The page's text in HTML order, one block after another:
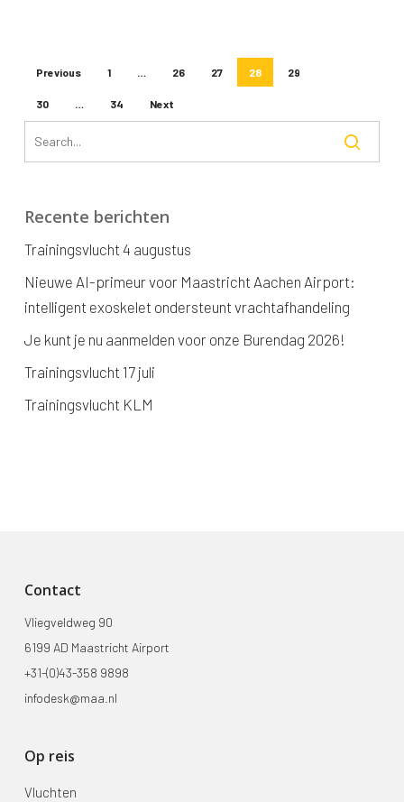
Previous 1 … 26 27 28 29
30 … 34 Next
Recente berichten
Trainingsvlucht 4 augustus
Nieuwe AI-primeur voor Maastricht Aachen Airport:
intelligent exoskelet ondersteunt vrachtafhandeling
Je kunt je nu aanmelden voor onze Burendag 2026!
Trainingsvlucht 17 juli
Trainingsvlucht KLM
Contact
Vliegveldweg 90
6199 AD Maastricht Airport
+31-(0)43-358 9898
infodesk@maa.nl
Op reis
Vluchten